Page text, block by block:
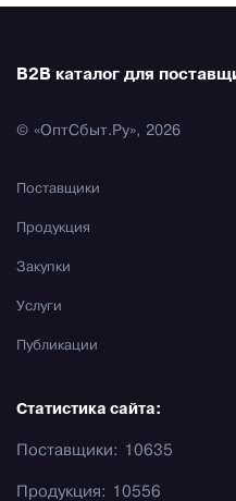
B2B каталог для
© «ОптСбыт.Ру», 2026
Поставщики
Продукция
Закупки
Услуги
Публикации
Статистика сайта:
Поставщики: 10635
Продукция: 10556